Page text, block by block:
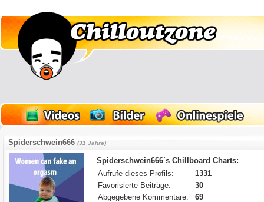
Spiderschwein666(31 Jahre)
Spiderschwein666´s Chillboard Charts:
Aufrufe dieses Profils:
1331
Favorisierte Beiträge:
30
Abgegebene Kommentare:
69